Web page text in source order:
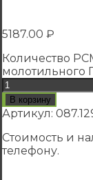
5187.00 ₽
Количество
молотильного
В корзину
Артикул:
Стоимость и
телефону.